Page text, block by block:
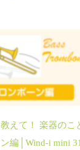
教えて！ 楽器の
ン編│Wind-i mini